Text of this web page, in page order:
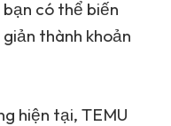
có thể biến
thành khoản
hiện tại,TEMU